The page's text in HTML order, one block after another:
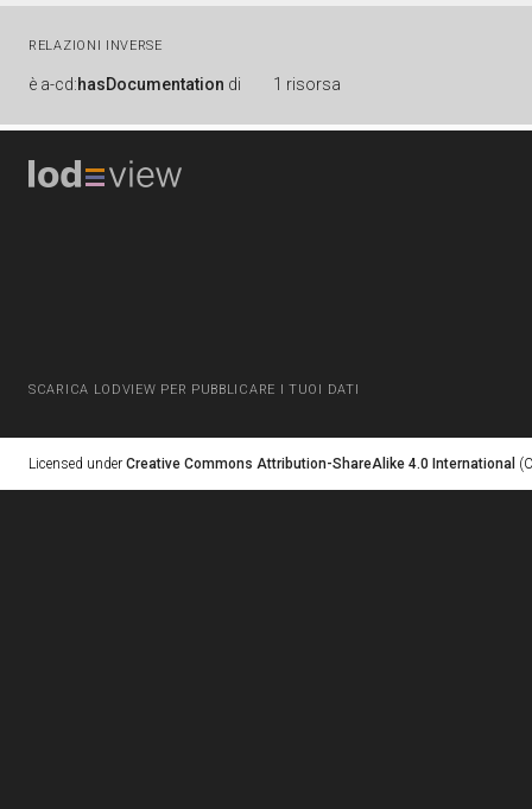
RELAZIONI INVERSE
è a-cd:hasDocumentation di 1 risorsa
SCARICA LODVIEW PER PUBBLICARE I TUOI DATI
Licensed under Creative Commons Attribution-ShareAlike 4.0 International